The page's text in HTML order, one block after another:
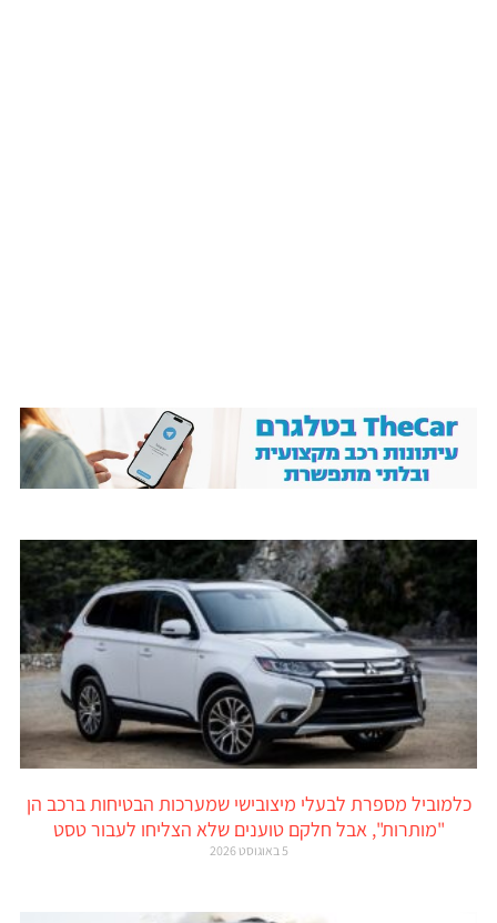
כלמוביל מספרת לבעלי מיצובישי שמערכות הבטיחות ברכב הן
"מותרות", אבל חלקם טוענים שלא הצליחו לעבור טסט
5 באוגוסט 2026